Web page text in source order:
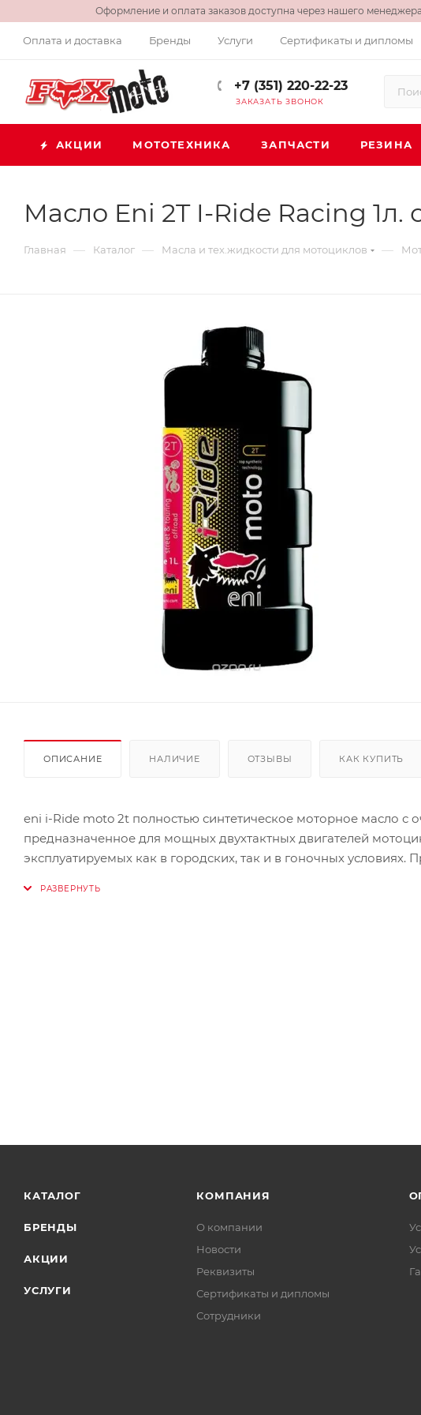
Оформление и оплата заказов доступна через нашего
Оплата и доставка Бренды Услуги Сертификаты и дипломы
+7 (351) 220-22-23
ЗАКАЗАТЬ ЗВОНОК
АКЦИИ МОТОТЕХНИКА ЗАПЧАСТИ РЕЗИНА
Масло Eni 2T I-Ride Racing 1л.
Главная — Каталог — Масла и тех.жидкости для мотоциклов —
ОПИСАНИЕ НАЛИЧИЕ ОТЗЫВЫ КАК КУПИТЬ
eni i-Ride moto 2t полностью синтетическое моторное масло с
предназначенное для мощных двухтактных двигателей
эксплуатируемых как в городских, так и в гоночных
КАТАЛОГ
БРЕНДЫ
АКЦИИ
УСЛУГИ
КОМПАНИЯ
О компании
Новости
Реквизиты
Сертификаты и дипломы
Сотрудники